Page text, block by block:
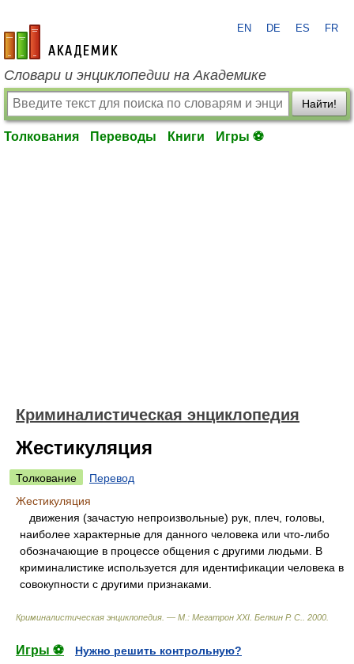
academic.ru
EN DE ES FR
Словари и энциклопедии на Академике
Найти!
Толкования Переводы Книги Игры ⚽
Криминалистическая энциклопедия
Жестикуляция
Толкование
Перевод
Жестикуляция
движения (зачастую непроизвольные) рук, плеч, головы,
наиболее характерные для данного человека или что-либо
обозначающие в процессе общения с другими людьми. В
криминалистике используется для идентификации человека в
совокупности с другими признаками.
Криминалистическая энциклопедия. — М.: Мегатрон XXI Белкин Р. С. 2000
Игры ⚽
Нужно решить контрольную?